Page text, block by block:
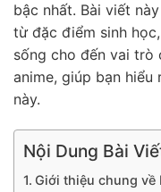
bậc nhất. Bài viết
từ đặc điểm sinh
sống cho đến vai
anime, giúp bạn hiểu
này.
Nội Dung Bài
Giới thiệu chung về